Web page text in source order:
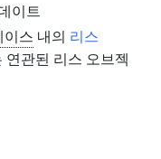
이트
이스 내의 리스
연관된 리스 오브젝